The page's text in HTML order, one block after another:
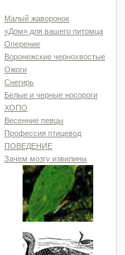
Малый жаворонок
«Дом» для вашего питомца
Оперение
Воронежские чернохвостые
Ожоги
Снегирь
Белые и черные носороги
ХОПО
Весенние певцы
Профессия птицевод
ПОВЕДЕНИЕ
Зачем мозгу извилины